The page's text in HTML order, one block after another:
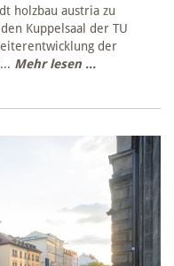
holzbau austria zu
den Kuppelsaal der TU
der
Mehr lesen ...